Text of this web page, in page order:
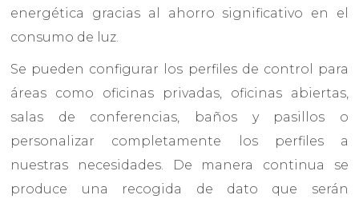
energética gracias al ahorro significativo en el
consumo de luz.
Se pueden configurar los perfiles de control para
áreas como oficinas privadas, oficinas abiertas,
salas de conferencias, baños y pasillos o
personalizar completamente los perfiles a
nuestras necesidades. De manera continua se
produce una recogida de dato que serán